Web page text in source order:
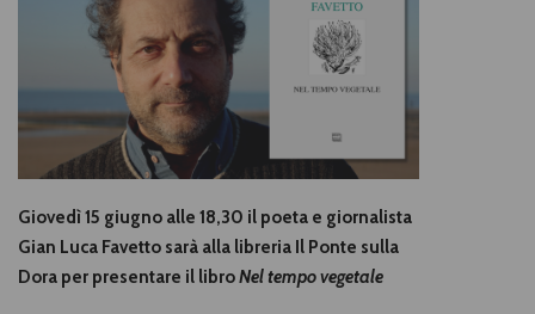
Giovedì 15 giugno alle 18,30 il poeta e giornalista
Gian Luca Favetto sarà alla libreria Il Ponte sulla
Dora per presentare il libroNel tempo vegetale